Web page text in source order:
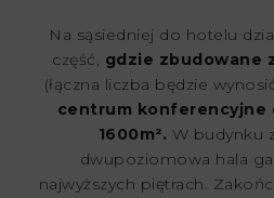
Na sąsiedniej do hotelu
część, gdzie zbudowane
(łączna liczba będzie
centrum konferencyjne
1600m². W budynku
dwupoziomowa hala
najwyższych piętrach.